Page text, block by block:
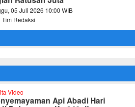
05 Juli 2026 10:00 WIB
Tim Redaksi
Video
Api Abadi Hari